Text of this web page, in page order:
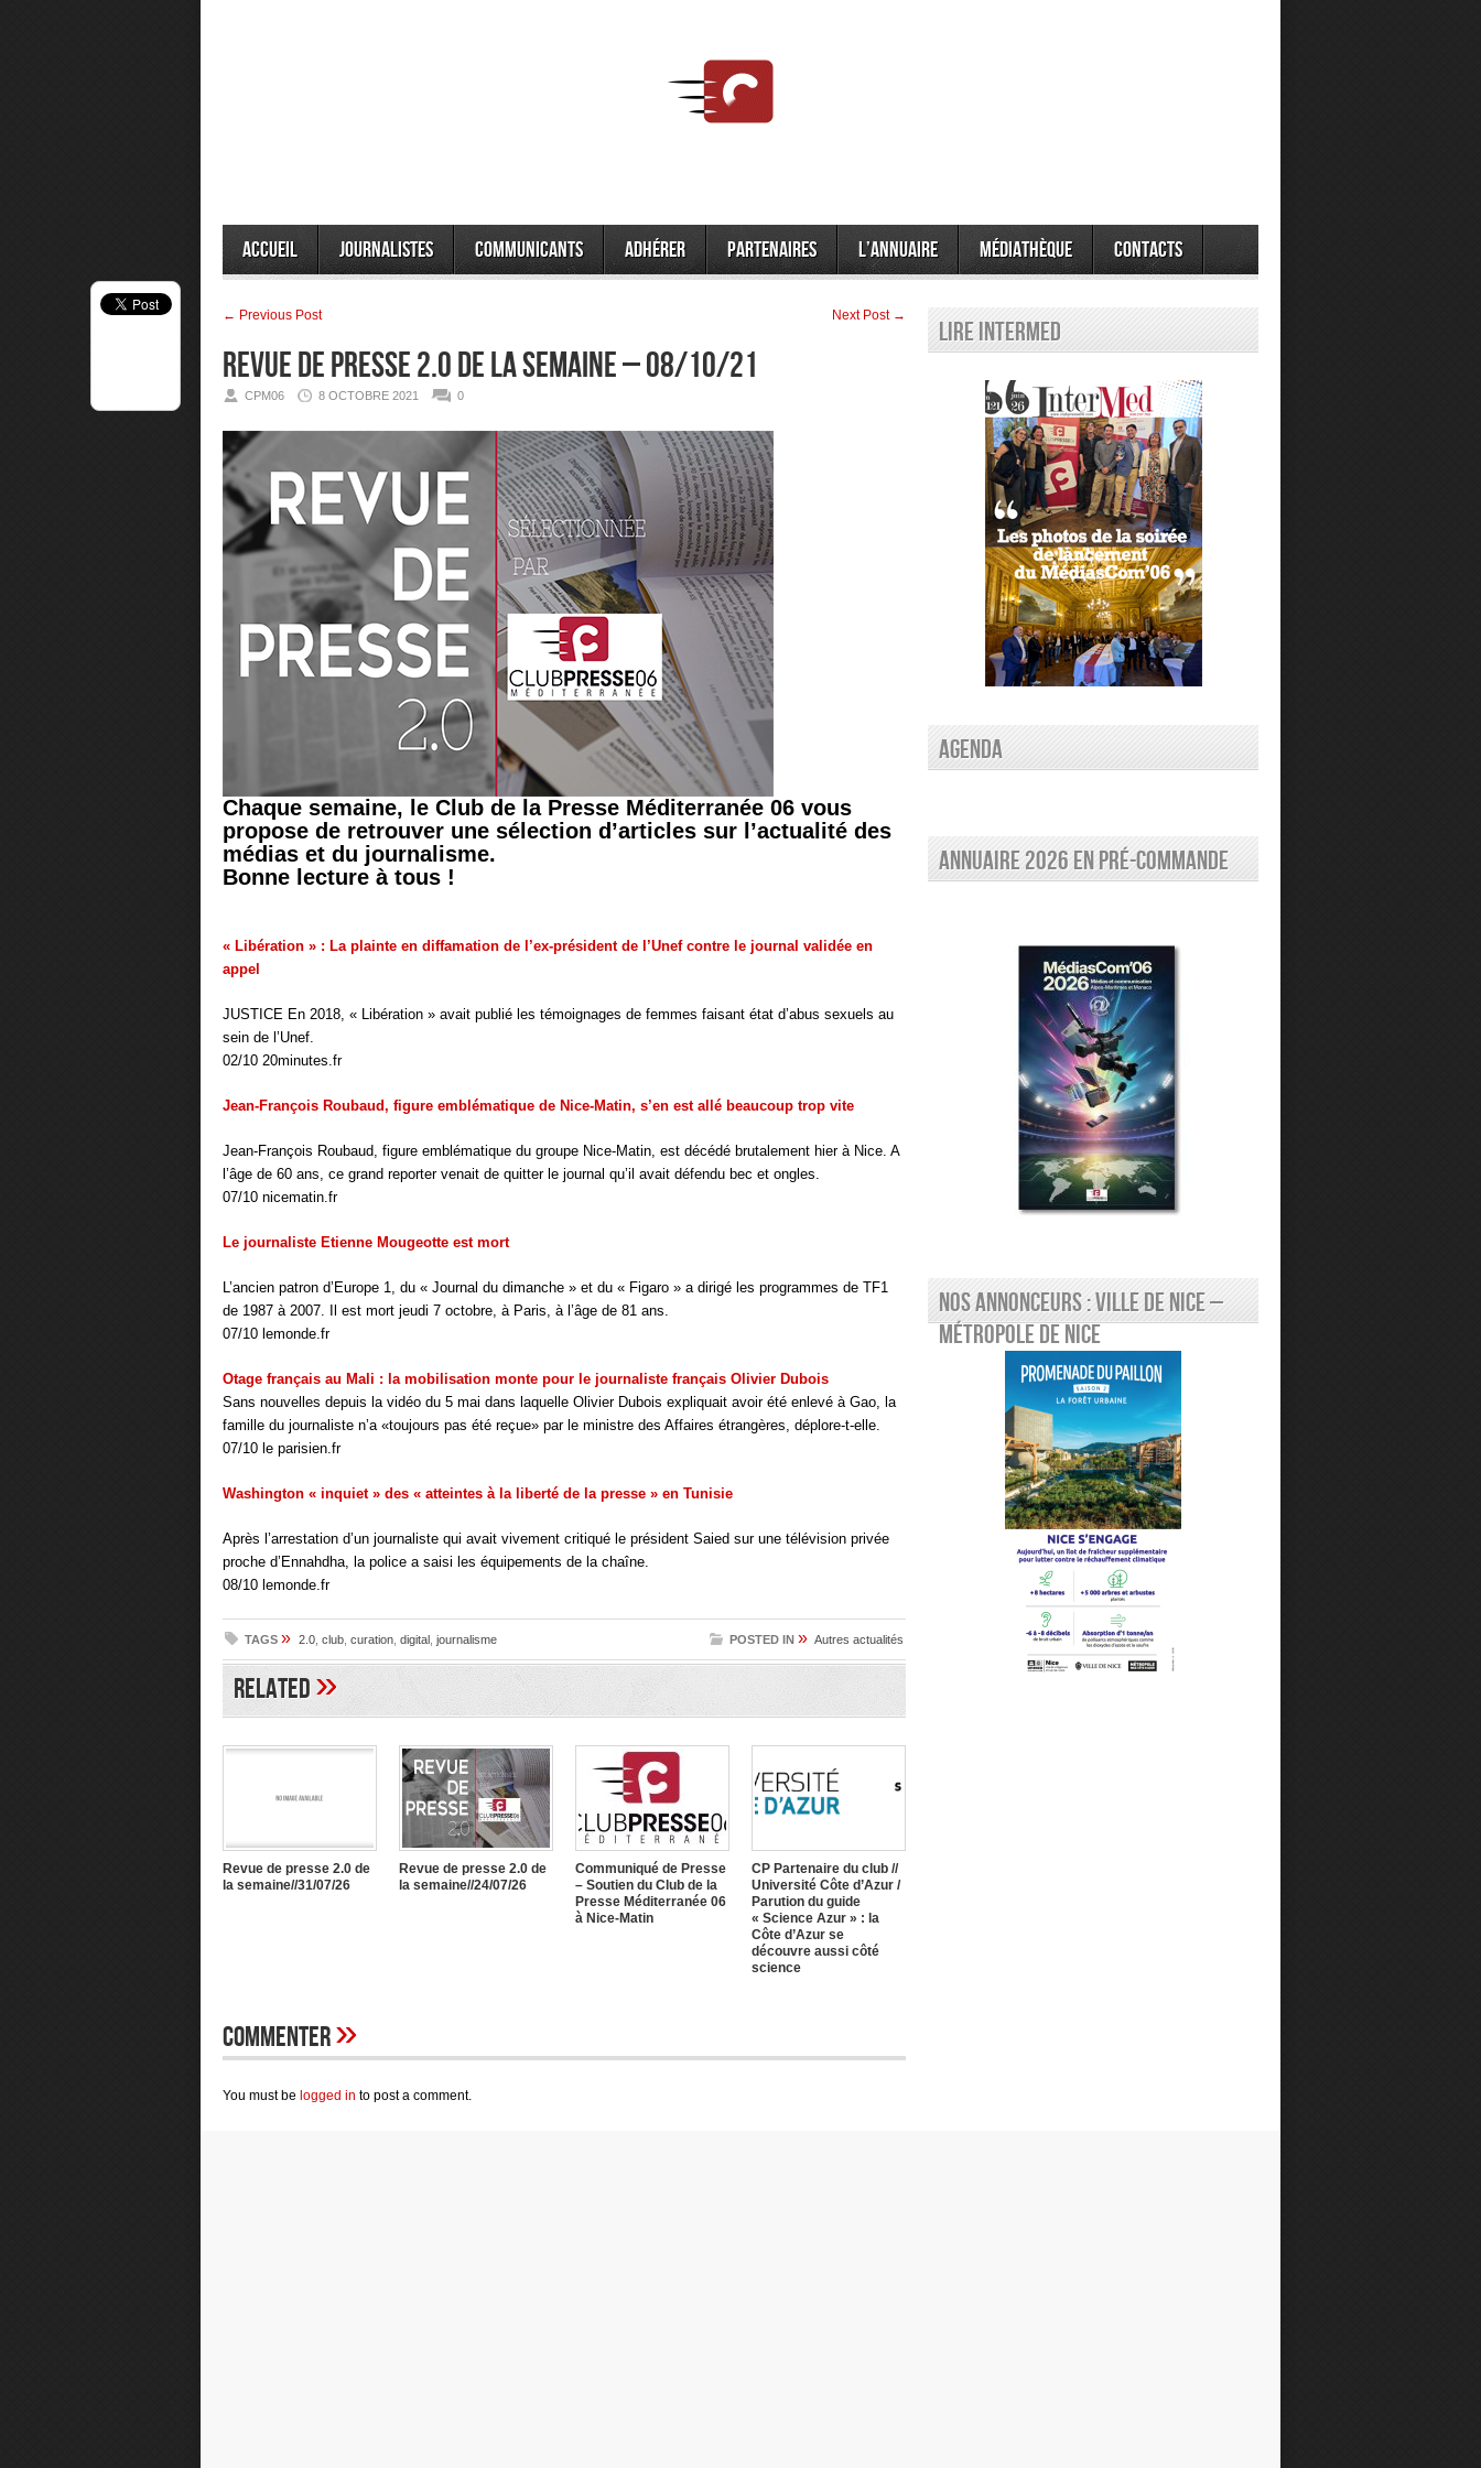
Accueil Journalistes Communicants Adhérer Partenaires L’annuaire Médiathèque Contacts
← Previous Post Next Post →
Revue de presse 2.0 de la semaine – 08/10/21
CPM06 8 OCTOBRE 2021 0
Chaque semaine, le Club de la Presse Méditerranée 06 vous
propose de retrouver une sélection d’articles sur l’actualité des
médias et du journalisme.
Bonne lecture à tous !
« Libération » : La plainte en diffamation de l’ex-président de l’Unef contre le journal validée en
appel
JUSTICE En 2018, « Libération » avait publié les témoignages de femmes faisant état d’abus sexuels au
sein de l’Unef.
02/10 20minutes.fr
Jean-François Roubaud, figure emblématique de Nice-Matin, s’en est allé beaucoup trop vite
Jean-François Roubaud, figure emblématique du groupe Nice-Matin, est décédé brutalement hier à Nice. A
l’âge de 60 ans, ce grand reporter venait de quitter le journal qu’il avait défendu bec et ongles.
07/10 nicematin.fr
Le journaliste Etienne Mougeotte est mort
L’ancien patron d’Europe 1, du « Journal du dimanche » et du « Figaro » a dirigé les programmes de TF1
de 1987 à 2007. Il est mort jeudi 7 octobre, à Paris, à l’âge de 81 ans.
07/10 lemonde.fr
Otage français au Mali : la mobilisation monte pour le journaliste français Olivier Dubois
Sans nouvelles depuis la vidéo du 5 mai dans laquelle Olivier Dubois expliquait avoir été enlevé à Gao, la
famille du journaliste n’a «toujours pas été reçue» par le ministre des Affaires étrangères, déplore-t-elle.
07/10 le parisien.fr
Washington « inquiet » des « atteintes à la liberté de la presse » en Tunisie
Après l’arrestation d’un journaliste qui avait vivement critiqué le président Saied sur une télévision privée
proche d’Ennahdha, la police a saisi les équipements de la chaîne.
08/10 lemonde.fr
TAGS » 2.0 club curation digital journalisme POSTED IN » Autres actualités
Related»
Revue de presse 2.0 de
la semaine//31/07/26
Revue de presse 2.0 de
la semaine//24/07/26
Communiqué de Presse
– Soutien du Club de la
Presse Méditerranée 06
à Nice-Matin
CP Partenaire du club //
Université Côte d’Azur /
Parution du guide
« Science Azur » : la
Côte d’Azur se
découvre aussi côté
science
Commenter»
You must be logged in to post a comment.
Lire Intermed
AGENDA
Annuaire 2026 en pré-commande
Nos annonceurs : Ville de Nice –
Métropole de Nice